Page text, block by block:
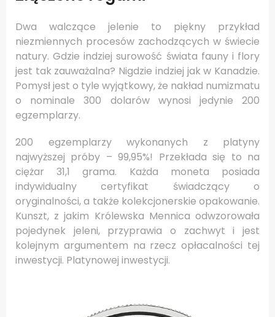
Dwa walczące jelenie to piękny przykład
niezmiennych procesów zachodzących w świecie
natury. Gdzie indziej surowość świata fauny i flory
jest tak zauważalna? Nigdzie indziej jak w Kanadzie.
Pomysł jest o tyle wyjątkowy, że nakład numizmatu
o nominale 300 dolarów wynosi jedynie 200
egzemplarzy.
200 egzemplarzy wykonanych z platyny
najwyższej próby – 99,95%! Przekłada się to na
ciężar 31,1 grama. Każda moneta posiada
indywidualny certyfikat świadczący o
oryginalności, a także kolekcjonerskie opakowanie.
Kunszt, z jakim Królewska Mennica odwzorowała
pojedynek jeleni, przyprawia o zachwyt i jest
kolejnym argumentem na rzecz opłacalności tej
inwestycji. Platynowej inwestycji.